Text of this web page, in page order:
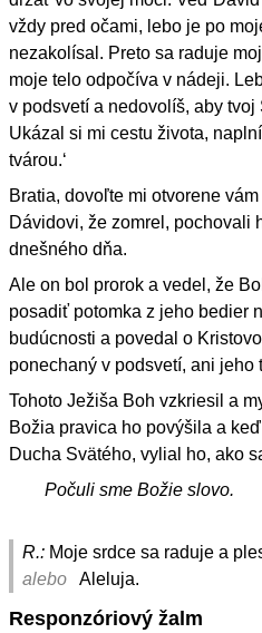
vždy pred očami, lebo je po
nezakolísal. Preto sa raduje
moje telo odpočíva v nádeji.
v podsvetí a nedovolíš, aby
Ukázal si mi cestu života,
tvárou.‘
Bratia, dovoľte mi otvorene
Dávidovi, že zomrel, pochovali
dnešného dňa.
Ale on bol prorok a vedel, že
posadiť potomka z jeho bedier
budúcnosti a povedal o
ponechaný v podsvetí, ani jeho
Tohoto Ježiša Boh vzkriesil a
Božia pravica ho povýšila a
Ducha Svätého, vylial ho, ako
Počuli sme Božie slovo.
R.: Moje srdce sa raduje a
alebo
Aleluja.
Responzóriový žalm